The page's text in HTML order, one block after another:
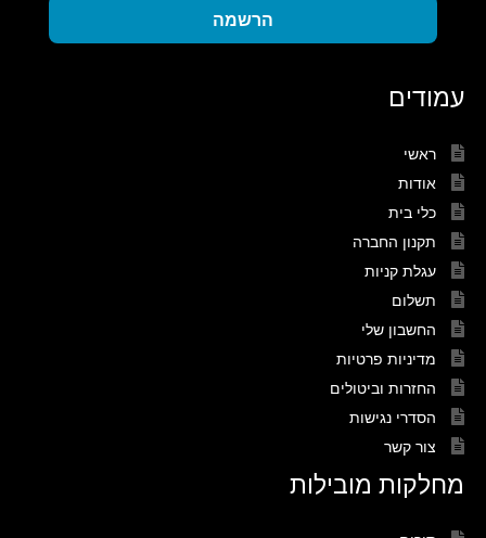
הרשמה
עמודים
ראשי
אודות
כלי בית
תקנון החברה
עגלת קניות
תשלום
החשבון שלי
מדיניות פרטיות
החזרות וביטולים
הסדרי נגישות
צור קשר
מחלקות מובילות